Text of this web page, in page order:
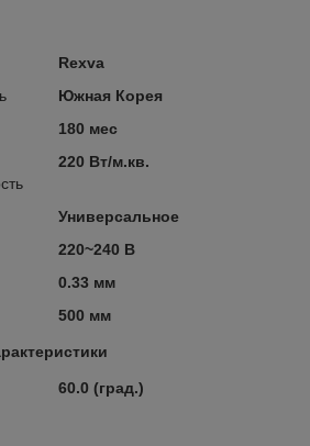
Rexva
Южная Корея
180 мес
220 Вт/м.кв.
Универсальное
220~240 В
0.33 мм
500 мм
60.0 (град.)